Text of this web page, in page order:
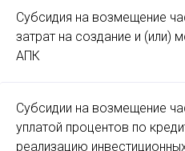
Субсидия на возмещение
затрат на создание и (или)
АПК
Субсидии на возмещение
уплатой процентов по
реализацию